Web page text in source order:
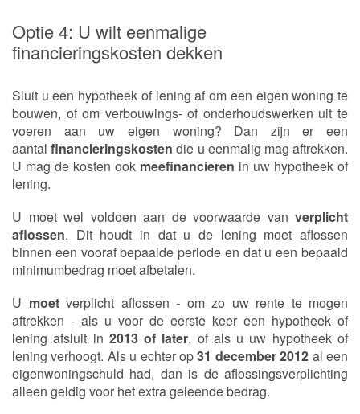
Optie 4: U wilt eenmalige
financieringskosten dekken
Sluit u een hypotheek of lening af om een eigen woning te
bouwen, of om verbouwings- of onderhoudswerken uit te
voeren aan uw eigen woning? Dan zijn er een
aantalfinancieringskostendie u eenmalig mag aftrekken.
U mag de kosten ook meefinancieren in uw hypotheek of
lening.
U moet wel voldoen aan de voorwaarde van verplicht
aflossen. Dit houdt in dat u de lening moet aflossen
binnen een vooraf bepaalde periode en dat u een bepaald
minimumbedrag moet afbetalen.
U moet verplicht aflossen - om zo uw rente te mogen
aftrekken - als u voor de eerste keer een hypotheek of
lening afsluit in 2013 of later, of als u uw hypotheek of
lening verhoogt. Als u echter op31 december 2012 al een
eigenwoningschuld had, dan is de aflossingsverplichting
alleen geldig voor het extra geleende bedrag.